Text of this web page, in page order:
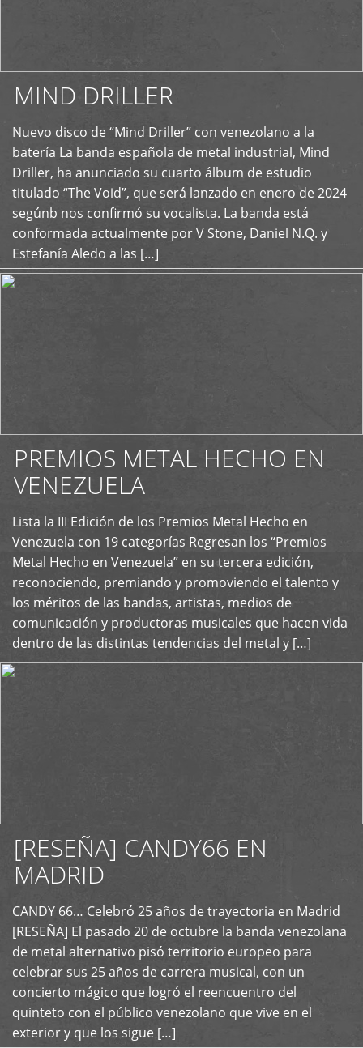
MIND DRILLER
Nuevo disco de “Mind Driller” con venezolano a la
batería La banda española de metal industrial, Mind
Driller, ha anunciado su cuarto álbum de estudio
titulado “The Void”, que será lanzado en enero de 2024
segúnb nos confirmó su vocalista. La banda está
conformada actualmente por V Stone, Daniel N.Q. y
Estefanía Aledo a las […]
+
PREMIOS METAL HECHO EN
VENEZUELA
Lista la III Edición de los Premios Metal Hecho en
Venezuela con 19 categorías Regresan los “Premios
Metal Hecho en Venezuela” en su tercera edición,
reconociendo, premiando y promoviendo el talento y
los méritos de las bandas, artistas, medios de
comunicación y productoras musicales que hacen vida
dentro de las distintas tendencias del metal y […]
+
[RESEÑA] CANDY66 EN
MADRID
CANDY 66… Celebró 25 años de trayectoria en Madrid
[RESEÑA] El pasado 20 de octubre la banda venezolana
de metal alternativo pisó territorio europeo para
celebrar sus 25 años de carrera musical, con un
concierto mágico que logró el reencuentro del
quinteto con el público venezolano que vive en el
exterior y que los sigue […]
+